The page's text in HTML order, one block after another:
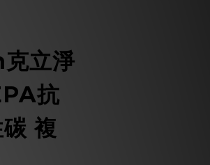
立淨
抗
複